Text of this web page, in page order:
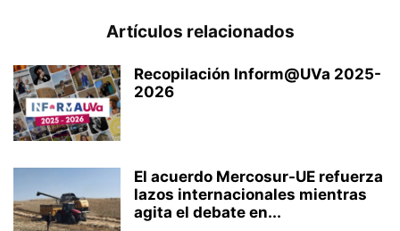
Artículos relacionados
Recopilación Inform@UVa 2025-
2026
El acuerdo Mercosur-UE refuerza
lazos internacionales mientras
agita el debate en...